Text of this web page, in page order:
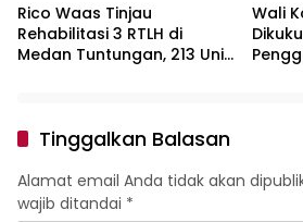
Rico Waas Tinjau
Rehabilitasi 3 RTLH di
Medan Tuntungan, 213 Unit
Wali
Tinggalkan Balasan
Alamat email Anda tidak akan
wajib ditandai *